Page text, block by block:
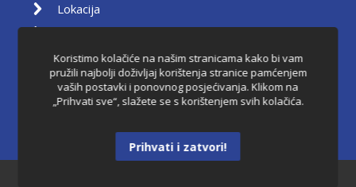
Lokacija
Košarica
Pravila privatnosti
Uvjeti korištenja
Raskid ugovora
Koristimo kolačiće na našim stranicama kako bi vam
pružili najbolji doživljaj korištenja stranice pamćenjem
vaših postavki i ponovnog posjećivanja. Klikom na
„Prihvati sve“, slažete se s korištenjem svih kolačića.
Prihvati i zatvori!